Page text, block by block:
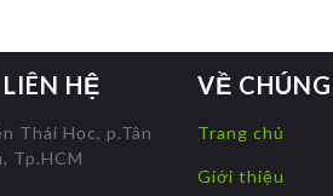
HỆ
Thái Học, p.Tân
Tp.HCM
VỀ
Trang chủ
Giới thiệu